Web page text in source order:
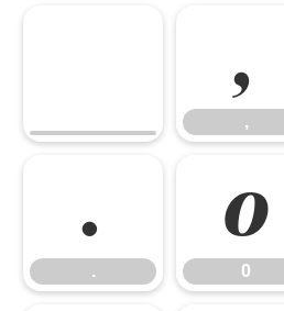
,
,
.
.
0
0